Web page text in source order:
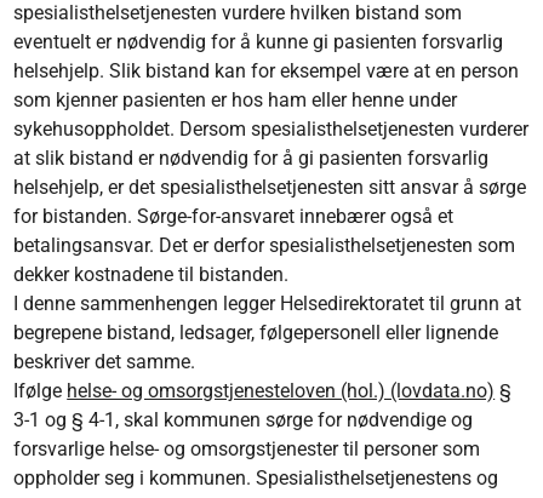
spesialisthelsetjenesten vurdere hvilken bistand som
eventuelt er nødvendig for å kunne gi pasienten forsvarlig
helsehjelp. Slik bistand kan for eksempel være at en person
som kjenner pasienten er hos ham eller henne under
sykehusoppholdet. Dersom spesialisthelsetjenesten vurderer
at slik bistand er nødvendig for å gi pasienten forsvarlig
helsehjelp, er det spesialisthelsetjenesten sitt ansvar å sørge
for bistanden. Sørge-for-ansvaret innebærer også et
betalingsansvar. Det er derfor spesialisthelsetjenesten som
dekker kostnadene til bistanden.
I denne sammenhengen legger Helsedirektoratet til grunn at
begrepene bistand, ledsager, følgepersonell eller lignende
beskriver det samme.
Ifølge helse- og omsorgstjenesteloven (hol.) (lovdata.no) §
3-1 og § 4-1, skal kommunen sørge for nødvendige og
forsvarlige helse- og omsorgstjenester til personer som
oppholder seg i kommunen. Spesialisthelsetjenestens og